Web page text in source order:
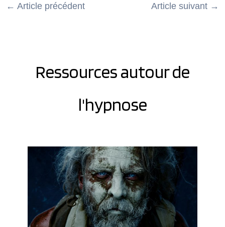
← Article précédent Article suivant →
Ressources autour de
l'hypnose